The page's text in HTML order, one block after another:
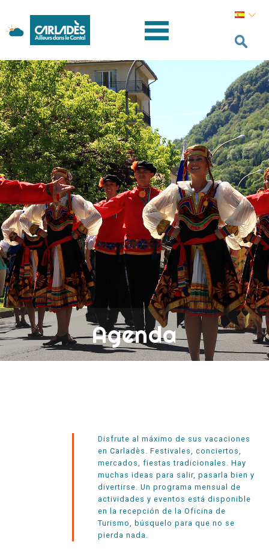
Agenda
Disfrute al máximo de sus vacaciones
en Carladès. Festivales, conciertos,
mercados, fiestas tradicionales. Hay
muchas ideas para salir, pasarla bien y
divertirse. Un programa mensual de
actividades y eventos está disponible
en la recepción de la Oficina de
Turismo, búsquelo para que no se
pierda nada.